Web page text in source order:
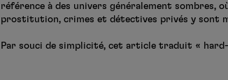
référence à des univers généralement sombres,
prostitution, crimes et détectives privés y sont
Par souci de simplicité, cet article traduit «